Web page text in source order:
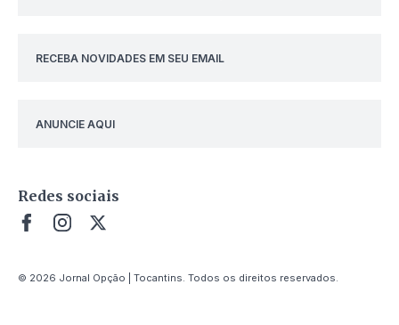
RECEBA NOVIDADES EM SEU EMAIL
ANUNCIE AQUI
Redes sociais
© 2026 Jornal Opção | Tocantins. Todos os direitos reservados.